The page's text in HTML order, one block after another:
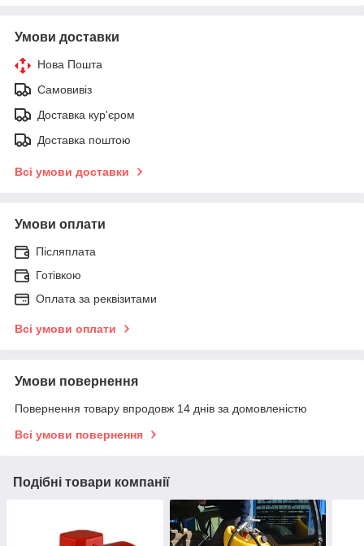
Умови доставки
Нова Пошта
Самовивіз
Доставка кур'єром
Доставка поштою
Всі умови доставки
Умови оплати
Післяплата
Готівкою
Оплата за реквізитами
Всі умови оплати
Умови повернення
Повернення товару впродовж 14 днів за домовленістю
Всі умови повернення
Подібні товари компанії